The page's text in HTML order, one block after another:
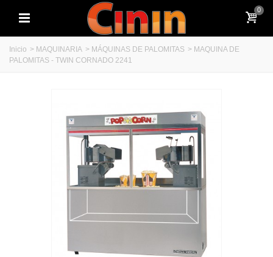
0
Inicio > MAQUINARIA > MÁQUINAS DE PALOMITAS > MAQUINA DE
PALOMITAS - TWIN CORNADO 2241